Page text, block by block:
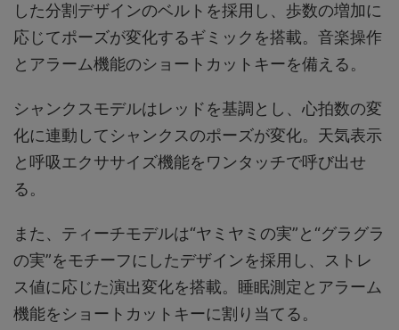
した分割デザインのベルトを採用し、歩数の増加に
応じてポーズが変化するギミックを搭載。音楽操作
とアラーム機能のショートカットキーを備える。
シャンクスモデルはレッドを基調とし、心拍数の変
化に連動してシャンクスのポーズが変化。天気表示
と呼吸エクササイズ機能をワンタッチで呼び出せ
る。
また、ティーチモデルは“ヤミヤミの実”と“グラグラ
の実”をモチーフにしたデザインを採用し、ストレ
ス値に応じた演出変化を搭載。睡眠測定とアラーム
機能をショートカットキーに割り当てる。